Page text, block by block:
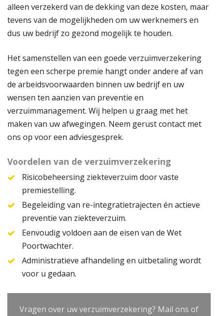
alleen verzekerd van de dekking van deze kosten, maar
tevens van de mogelijkheden om uw werknemers en
dus uw bedrijf zo gezond mogelijk te houden.
Het samenstellen van een goede verzuimverzekering
tegen een scherpe premie hangt onder andere af van
de arbeidsvoorwaarden binnen uw bedrijf en uw
wensen ten aanzien van preventie en
verzuimmanagement. Wij helpen u graag met het
maken van uw afwegingen. Neem gerust contact met
ons op voor een adviesgesprek.
Voordelen van de verzuimverzekering
Risicobeheersing ziekteverzuim door vaste
premiestelling.
Begeleiding van re-integratietrajecten én actieve
preventie van ziekteverzuim.
Eenvoudig voldoen aan de eisen van de Wet
Poortwachter.
Administratieve afhandeling en uitbetaling wordt
voor u gedaan.
Vragen over uw verzuimverzekering? Mail ons of